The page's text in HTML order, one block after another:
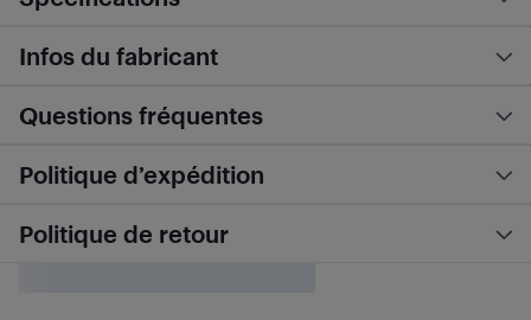
Infos du fabricant
Questions fréquentes
Politique d’expédition
Politique de retour